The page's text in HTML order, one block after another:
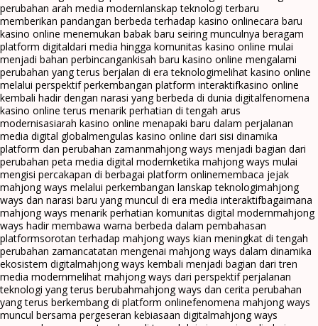
perubahan arah media modernlanskap teknologi terbaru
memberikan pandangan berbeda terhadap kasino onlinecara baru
kasino online menemukan babak baru seiring munculnya beragam
platform digitaldari media hingga komunitas kasino online mulai
menjadi bahan perbincangankisah baru kasino online mengalami
perubahan yang terus berjalan di era teknologimelihat kasino online
melalui perspektif perkembangan platform interaktifkasino online
kembali hadir dengan narasi yang berbeda di dunia digitalfenomena
kasino online terus menarik perhatian di tengah arus
modernisasiarah kasino online menapaki baru dalam perjalanan
media digital globalmengulas kasino online dari sisi dinamika
platform dan perubahan zamanmahjong ways menjadi bagian dari
perubahan peta media digital modernketika mahjong ways mulai
mengisi percakapan di berbagai platform onlinemembaca jejak
mahjong ways melalui perkembangan lanskap teknologimahjong
ways dan narasi baru yang muncul di era media interaktifbagaimana
mahjong ways menarik perhatian komunitas digital modernmahjong
ways hadir membawa warna berbeda dalam pembahasan
platformsorotan terhadap mahjong ways kian meningkat di tengah
perubahan zamancatatan mengenai mahjong ways dalam dinamika
ekosistem digitalmahjong ways kembali menjadi bagian dari tren
media modernmelihat mahjong ways dari perspektif perjalanan
teknologi yang terus berubahmahjong ways dan cerita perubahan
yang terus berkembang di platform onlinefenomena mahjong ways
muncul bersama pergeseran kebiasaan digitalmahjong ways